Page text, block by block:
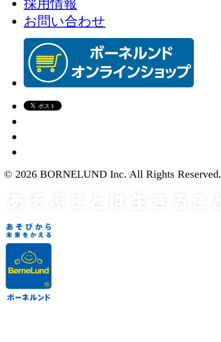
採用情報
お問い合わせ
© 2026 BORNELUND Inc. All Rights Reserved.